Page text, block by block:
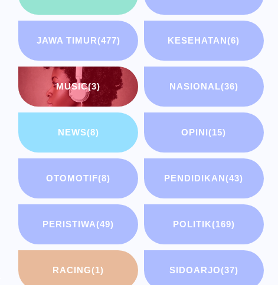
JAWA TIMUR(477) KESEHATAN(6)
MUSIC(3) NASIONAL(36)
NEWS(8) OPINI(15)
OTOMOTIF(8) PENDIDIKAN(43)
PERISTIWA(49) POLITIK(169)
RACING(1) SIDOARJO(37)